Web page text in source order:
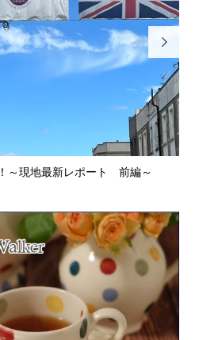
～現地最新レポート 前編～
